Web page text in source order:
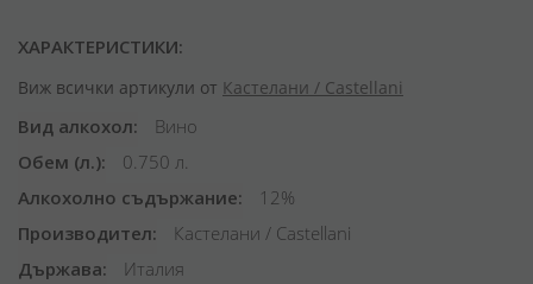
ХАРАКТЕРИСТИКИ:
Виж всички артикули от Кастелани / Castellani
Вид алкохол
Вино
Обем (л.)
0.750 л.
Алкохолно съдържание
12%
Производител
Кастелани / Castellani
Държава
Италия